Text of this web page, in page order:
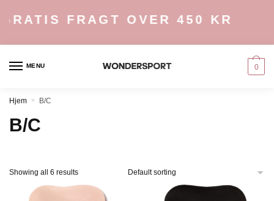
FRAGT OVER 450 KR
MENU 0
Hjem » B/C
B/C
Showing all 6 results